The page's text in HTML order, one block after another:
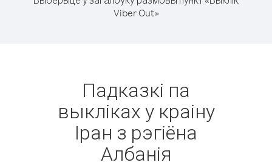
Viber Out»
Падказкі па
выкліках у краіну
Іран з рэгіёна
Албанія